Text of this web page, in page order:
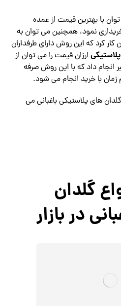
با بهترین قیمت از عمده
نمود، همچنین می توان به
کار کرد که این روش دارای طرفداران
ارزان قیمت را می توان از
انجام داد که با این روش صرفه
با خرید انجام می شود.
های پلاستیکی باغبانی می
گلدان
در بازار